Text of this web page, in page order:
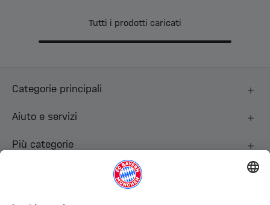
Tutti i prodotti caricati
Categorie principali
Aiuto e servizi
Più categorie